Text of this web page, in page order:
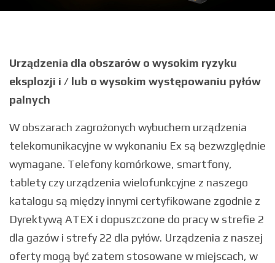
Urządzenia dla obszarów o wysokim ryzyku
eksplozji i / lub o wysokim występowaniu pyłów
palnych
W obszarach zagrożonych wybuchem urządzenia
telekomunikacyjne w wykonaniu Ex są bezwzględnie
wymagane. Telefony komórkowe, smartfony,
tablety czy urządzenia wielofunkcyjne z naszego
katalogu są między innymi certyfikowane zgodnie z
Dyrektywą ATEX i dopuszczone do pracy w strefie 2
dla gazów i strefy 22 dla pyłów. Urządzenia z naszej
oferty mogą być zatem stosowane w miejscach, w